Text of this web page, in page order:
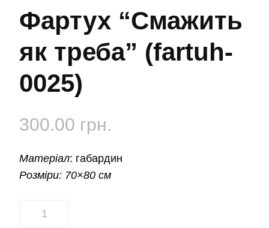
Фартух “Смажить
як треба” (fartuh-
0025)
300.00 грн.
Матеріал: габардин
Розміри: 70×80 см
Фартух